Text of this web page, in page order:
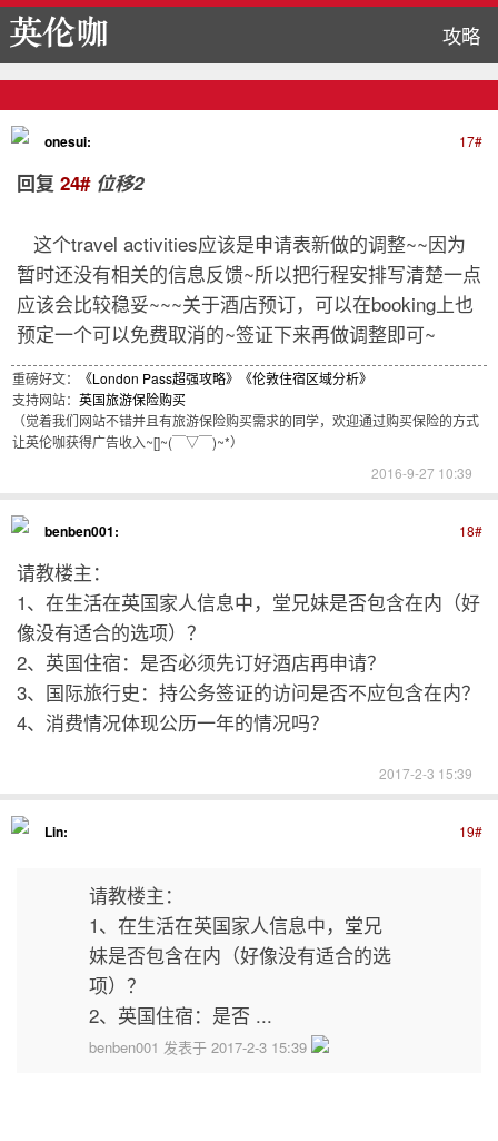
攻略
17#
onesui:
回复 24# 位移2
这个travel activities应该是申请表新做的调整~~因为
暂时还没有相关的信息反馈~所以把行程安排写清楚一点
应该会比较稳妥~~~关于酒店预订，可以在booking上也
预定一个可以免费取消的~签证下来再做调整即可~
重磅好文： 《London Pass超强攻略》
《伦敦住宿区域分析》
支持网站： 英国旅游保险购买
（觉着我们网站不错并且有旅游保险购买需求的同学，欢迎通过购买保险的方式
让英伦咖获得广告收入~[]~(￣▽￣)~*）
2016-9-27 10:39
18#
benben001:
请教楼主：
1、在生活在英国家人信息中，堂兄妹是否包含在内（好
像没有适合的选项）？
2、英国住宿：是否必须先订好酒店再申请？
3、国际旅行史：持公务签证的访问是否不应包含在内？
4、消费情况体现公历一年的情况吗？
2017-2-3 15:39
19#
Lin:
请教楼主：
1、在生活在英国家人信息中，堂兄
妹是否包含在内（好像没有适合的选
项）？
2、英国住宿：是否 ...
benben001 发表于 2017-2-3 15:39